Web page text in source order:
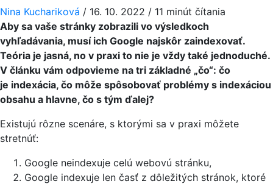
Nina Kuchariková / 16. 10. 2022 / 11 minút čítania
Aby sa vaše stránky zobrazili vo výsledkoch
vyhľadávania, musí ich Google najskôr zaindexovať.
Teória je jasná, no v praxi to nie je vždy také jednoduché.
V článku vám odpovieme na tri základné „čo“: čo
je indexácia, čo môže spôsobovať problémy s indexáciou
obsahu a hlavne, čo s tým ďalej?
Existujú rôzne scenáre, s ktorými sa v praxi môžete
stretnúť:
Google neindexuje celú webovú stránku,
Google indexuje len časť z dôležitých stránok, ktoré